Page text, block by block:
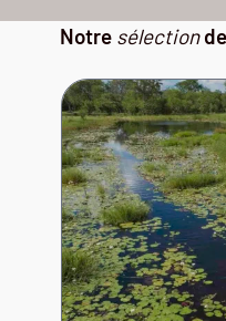
Notre sélection